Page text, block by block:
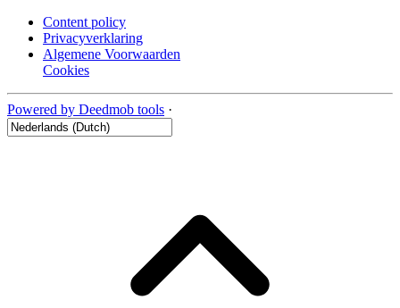
Content policy
Privacyverklaring
Algemene Voorwaarden
Cookies
Powered by Deedmob tools ·